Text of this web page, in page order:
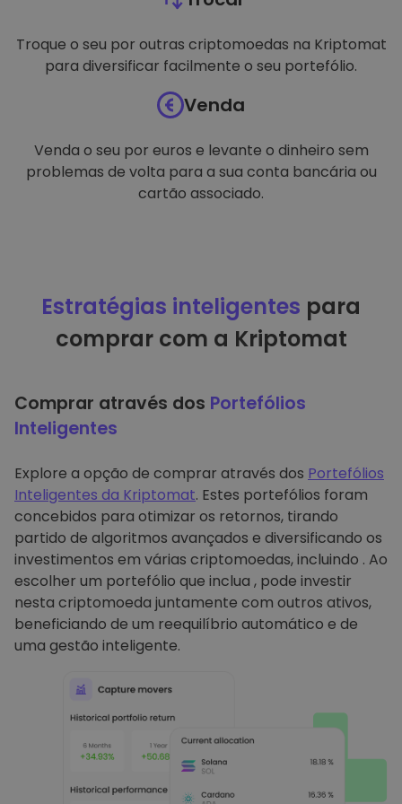
Troque o seu por outras criptomoedas na Kriptomat
para diversificar facilmente o seu portefólio.
Venda
Venda o seu por euros e levante o dinheiro sem
problemas de volta para a sua conta bancária ou
cartão associado.
Estratégias inteligentes para
comprar com a Kriptomat
Comprar através dos Portefólios
Inteligentes
Explore a opção de comprar através dos Portefólios
Inteligentes da Kriptomat. Estes portefólios foram
concebidos para otimizar os retornos, tirando
partido de algoritmos avançados e diversificando os
investimentos em várias criptomoedas, incluindo . Ao
escolher um portefólio que inclua , pode investir
nesta criptomoeda juntamente com outros ativos,
beneficiando de um reequilíbrio automático e de
uma gestão inteligente.